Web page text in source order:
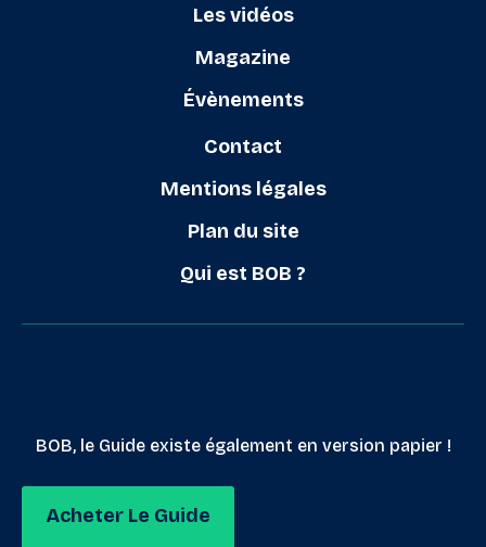
Les vidéos
Magazine
Évènements
Contact
Mentions légales
Plan du site
Qui est BOB ?
BOB, le Guide existe également en version papier !
Acheter Le Guide